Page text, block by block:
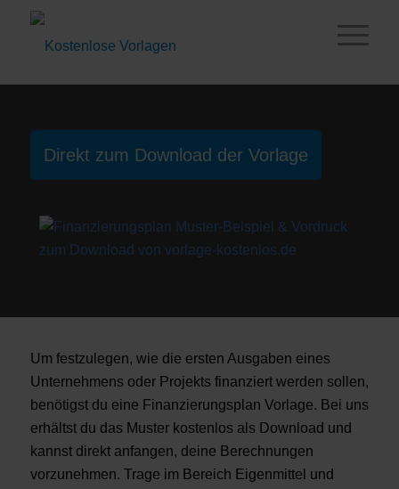
Direkt zum Download der Vorlage
Um festzulegen, wie die ersten Ausgaben eines
Unternehmens oder Projekts finanziert werden sollen,
benötigst du eine Finanzierungsplan Vorlage. Bei uns
erhältst du das Muster kostenlos als Download und
kannst direkt anfangen, deine Berechnungen
vorzunehmen. Trage im Bereich Eigenmittel und